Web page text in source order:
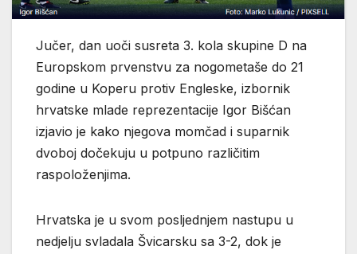
Jučer, dan uoči susreta 3. kola skupine D na
Europskom prvenstvu za nogometaše do 21
godine u Koperu protiv Engleske, izbornik
hrvatske mlade reprezentacije Igor Bišćan
izjavio je kako njegova momčad i suparnik
dvoboj dočekuju u potpuno različitim
raspoloženjima.
Hrvatska je u svom posljednjem nastupu u
nedjelju svladala Švicarsku sa 3-2, dok je